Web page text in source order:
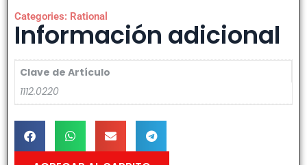
Categories: Rational
Información adicional
Clave de Artículo
1112.0220